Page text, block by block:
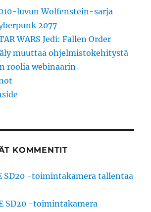
luvun Wolfenstein-sarja
2077
WARS Jedi: Fallen Order
muuttaa ohjelmistokehitystä
roolia webinaarin
KOMMENTIT
SD20 -toimintakamera tallentaa
SD20 -toimintakamera